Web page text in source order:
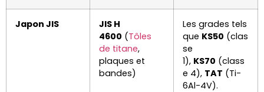
Japon JIS
JIS H
4600 (Tôles
de titane,
plaques et
bandes)
Les grades tels
que KS50 (clas
se
1), KS70 (class
e 4), TAT (Ti-
6Al-4V).